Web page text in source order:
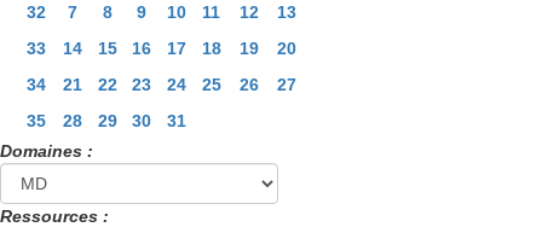
32
7 8 9 10 11 12
13
33
14 15 16 17 18 19
20
34
21 22 23 24 25 26
27
35
28 29 30
31
Domaines :
Ressources :